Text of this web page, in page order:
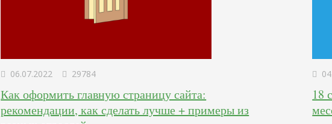
06.07.2022 29784
Как оформить главную страницу сайта:
рекомендации, как сделать лучше + примеры из
18